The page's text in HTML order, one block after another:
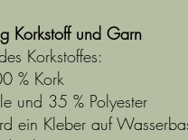
Korkstoff und Garn
Korkstoffes:
% Kork
und 35 % Polyester
ein Kleber auf